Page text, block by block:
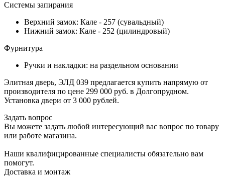
Системы запирания
Верхний замок: Кале - 257 (сувальдный)
Нижний замок: Кале - 252 (цилиндровый)
Фурнитура
Ручки и накладки: на раздельном основании
Элитная дверь, ЭЛД 039 предлагается купить напрямую от
производителя по цене 299 000 руб. в Долгопрудном.
Установка двери от 3 000 рублей.
Задать вопрос
Вы можете задать любой интересующий вас вопрос по товару
или работе магазина.
Наши квалифицированные специалисты обязательно вам
помогут.
Доставка и монтаж